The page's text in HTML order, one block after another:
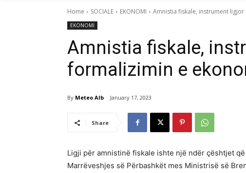
Home SOCIALE EKONOMI Amnistia fiskale, instrument
EKONOMI
Amnistia fiskale,
formalizimin e
By Meteo Alb January 17, 2023
Share
Ligji për amnistinë fiskale ishte një ndër çështjet
Marrëveshjes së Përbashkët mes Ministrisë së